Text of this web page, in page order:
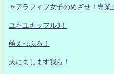
ャアラフィフ女子のめざせ！専業
ユキユキッフル3！
萌えっふる！
天にまします我ら！